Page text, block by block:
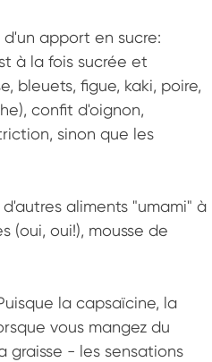
apport en sucre:
à la fois sucrée et
bleuets, figue, kaki, poire,
confit d'oignon,
sinon que les
aliments "umami" à
(oui, oui!), mousse de
la capsaïcine, la
vous mangez du
graisse - les sensations